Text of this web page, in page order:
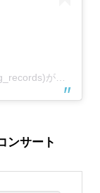
KING RECORDS(キングレコード)(@_king_records)がシェアした投稿
ンサート